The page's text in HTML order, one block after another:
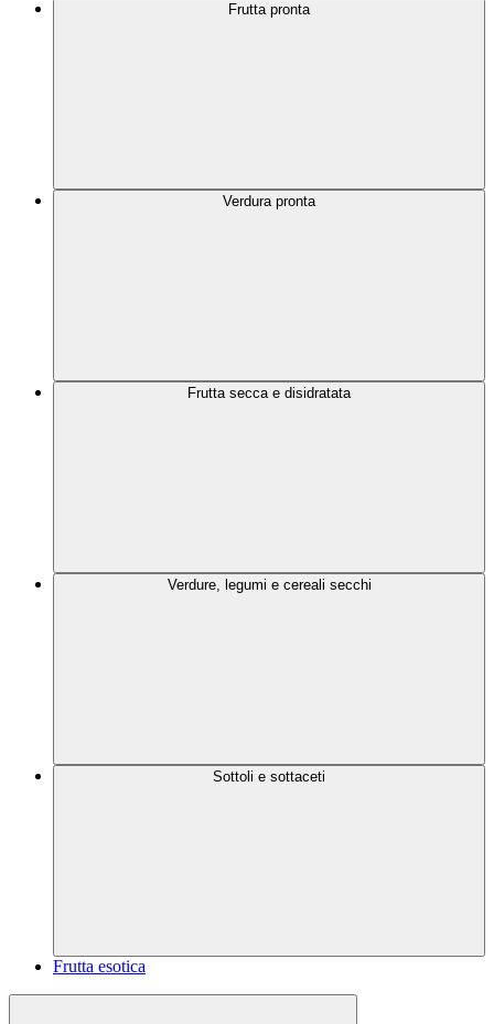
Frutta pronta
Verdura pronta
Frutta secca e disidratata
Verdure, legumi e cereali secchi
Sottoli e sottaceti
Frutta esotica